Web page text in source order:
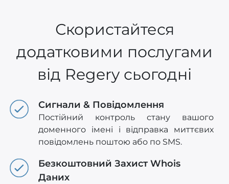
Скористайтеся
додатковими послугами
від Regery сьогодні
Сигнали & Повідомлення
Постійний контроль стану вашого
доменного імені і відправка миттєвих
повідомлень поштою або по SMS.
Безкоштовний Захист Whois
Даних